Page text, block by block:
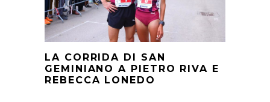
LA CORRIDA DI SAN
GEMINIANO A PIETRO RIVA E
REBECCA LONEDO